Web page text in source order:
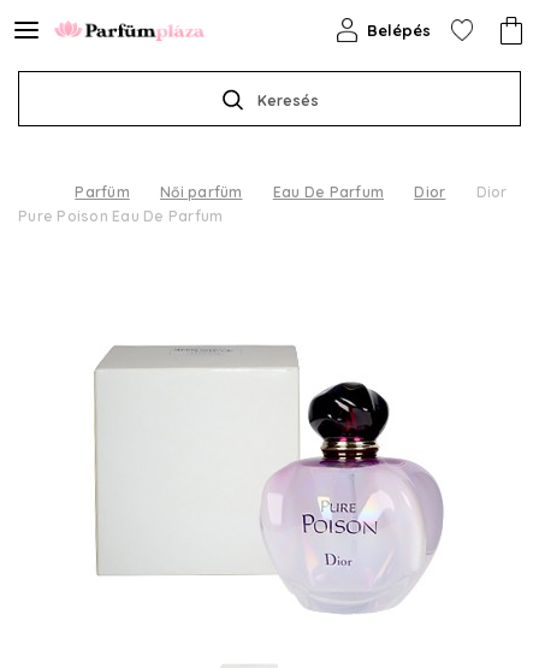
Keresés
Belépés
Parfüm Női parfüm Eau De Parfum Dior
Dior
Pure Poison Eau De Parfum